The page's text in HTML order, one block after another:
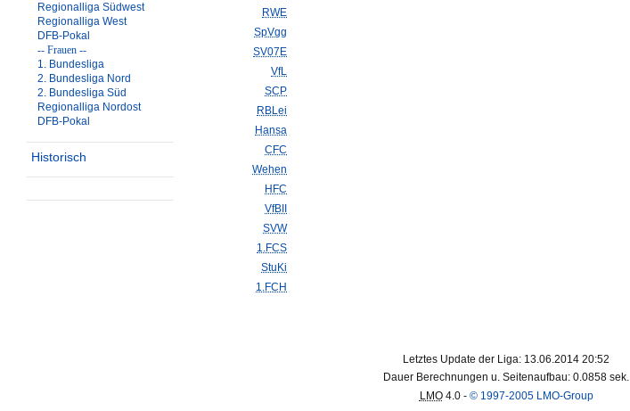
Regionalliga Südwest
Regionalliga West
DFB-Pokal
-- Frauen --
1. Bundesliga
2. Bundesliga Nord
2. Bundesliga Süd
Regionalliga Nordost
DFB-Pokal
Historisch
RWE
SpVgg
SV07E
VfL
SCP
RBLei
Hansa
CFC
Wehen
HFC
VfBII
SVW
1.FCS
StuKi
1.FCH
Letztes Update der Liga: 13.06.2014 20:52
Dauer Berechnungen u. Seitenaufbau: 0.0858 sek.
LMO4.0 - © 1997-2005 LMO-Group